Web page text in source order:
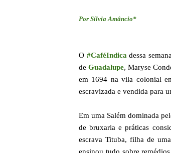
Por Sílvia Amâncio*
O #CaféIndica dessa
de Guadalupe, Maryse
em 1694 na vila colonial
escravizada e vendida para
Em uma Salém dominada
de bruxaria e práticas
escrava Tituba, filha de